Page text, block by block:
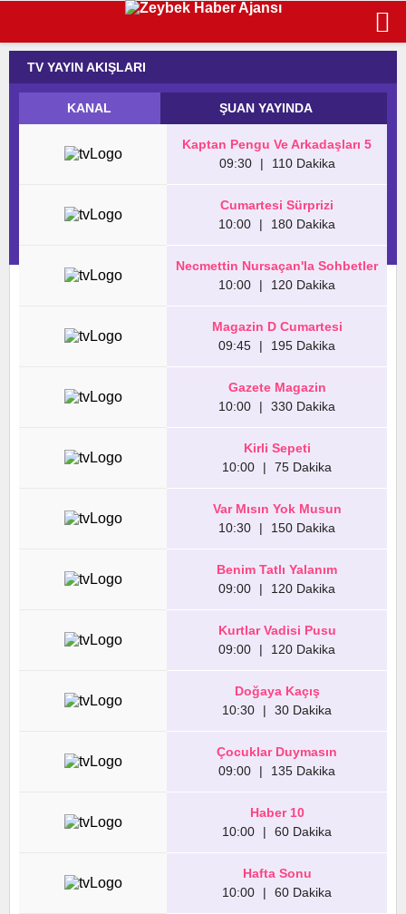
TV YAYIN AKIŞLARI
KANAL ŞUAN YAYINDA
Kaptan Pengu Ve Arkadaşları 5
09:30
| 110 Dakika
Cumartesi Sürprizi
10:00
| 180 Dakika
Necmettin Nursaçan'la Sohbetler
10:00
| 120 Dakika
Magazin D Cumartesi
09:45
| 195 Dakika
Gazete Magazin
10:00
| 330 Dakika
Kirli Sepeti
10:00
| 75 Dakika
Var Mısın Yok Musun
10:30
| 150 Dakika
Benim Tatlı Yalanım
09:00
| 120 Dakika
Kurtlar Vadisi Pusu
09:00
| 120 Dakika
Doğaya Kaçış
10:30
| 30 Dakika
Çocuklar Duymasın
09:00
| 135 Dakika
Haber 10
10:00
| 60 Dakika
Hafta Sonu
10:00
| 60 Dakika